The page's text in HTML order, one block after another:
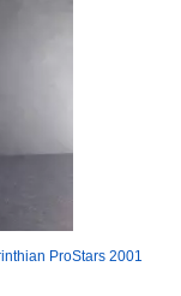
ProStars 2001